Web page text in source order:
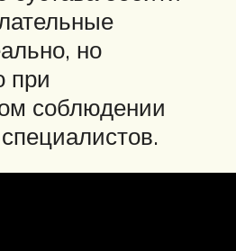
но
при
соблюдении